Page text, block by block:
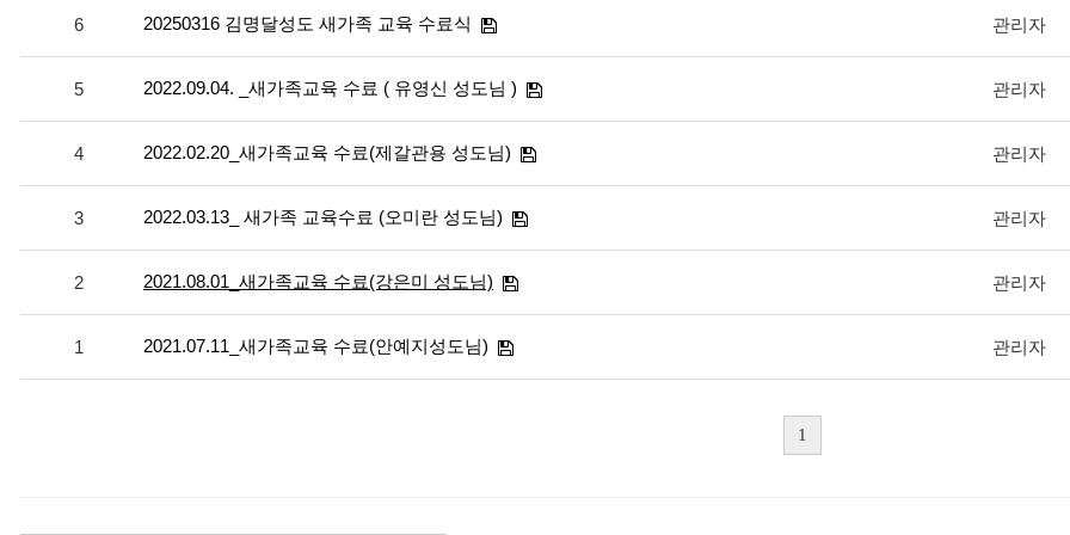
6 20250316 김명달성도 새가족 교육 수료식 관리자
5 2022.09.04. _새가족교육 수료 ( 유영신 성도님 ) 관리자
4 2022.02.20_새가족교육 수료(제갈관용 성도님) 관리자
3 2022.03.13_ 새가족 교육수료 (오미란 성도님) 관리자
2 2021.08.01_새가족교육 수료(강은미 성도님) 관리자
1 2021.07.11_새가족교육 수료(안예지성도님) 관리자
1